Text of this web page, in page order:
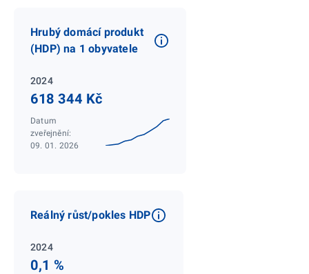
Hrubý domácí produkt
(HDP) na 1 obyvatele
2024
618 344 Kč
Datum
zveřejnění:
09. 01. 2026
Reálný růst/pokles HDP
2024
0,1 %